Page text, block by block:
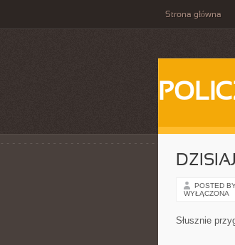
Strona główna
POSTED
WYŁĄCZONA
Słusznie